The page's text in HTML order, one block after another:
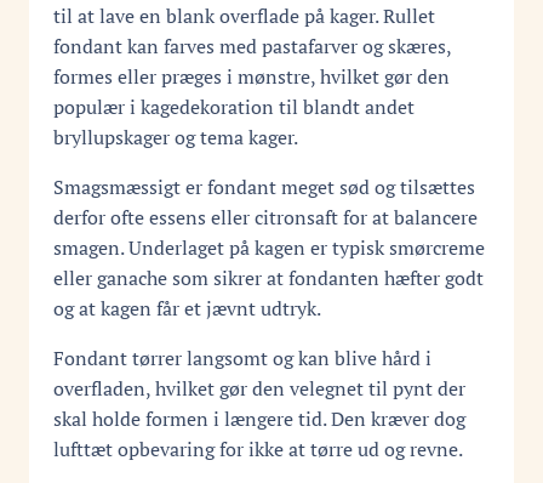
til at lave en blank overflade på kager. Rullet
fondant kan farves med pastafarver og skæres,
formes eller præges i mønstre, hvilket gør den
populær i kagedekoration til blandt andet
bryllupskager og tema kager.
Smagsmæssigt er fondant meget sød og tilsættes
derfor ofte essens eller citronsaft for at balancere
smagen. Underlaget på kagen er typisk smørcreme
eller ganache som sikrer at fondanten hæfter godt
og at kagen får et jævnt udtryk.
Fondant tørrer langsomt og kan blive hård i
overfladen, hvilket gør den velegnet til pynt der
skal holde formen i længere tid. Den kræver dog
lufttæt opbevaring for ikke at tørre ud og revne.